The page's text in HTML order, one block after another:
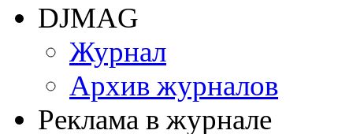
DJMAG
Журнал
Архив журналов
Реклама в журнале